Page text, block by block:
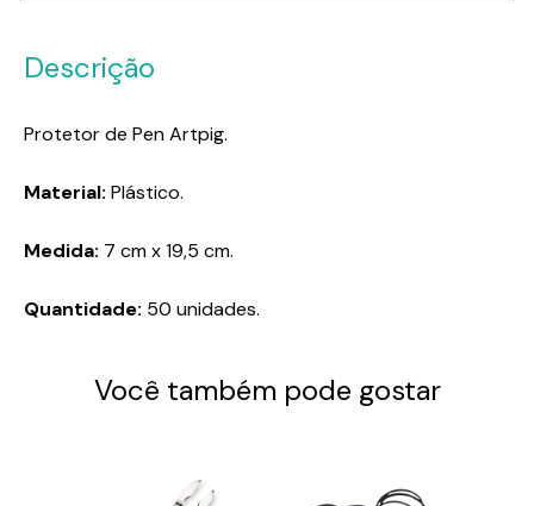
Descrição
Protetor de Pen Artpig.
Material: Plástico.
Medida: 7 cm x 19,5 cm.
Quantidade: 50 unidades.
Você também pode gostar